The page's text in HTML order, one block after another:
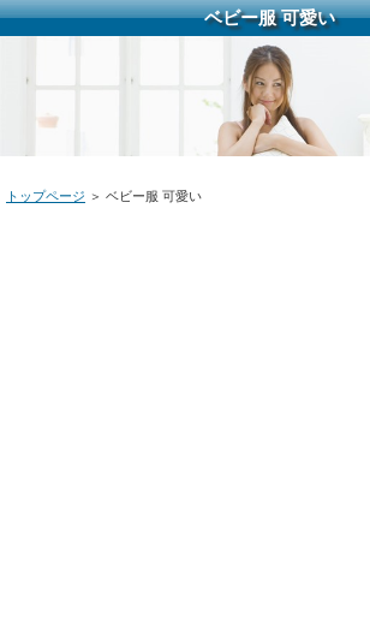
ベビー服 可愛い
トップページ ＞ ベビー服 可愛い